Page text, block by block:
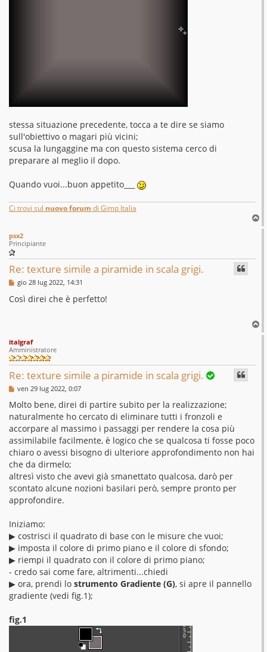
stessa situazione precedente, tocca a te dire se siamo
sull'obiettivo o magari più vicini;
scusa la lungaggine ma con questo sistema cerco di
preparare al meglio il dopo.
Quando vuoi...buon appetito___
Ci trovi sul nuovo forum di Gimp Italia
o
psx2
Principiante
Re: texture simile a piramide in scala grigi.
M
e
s
s
o
gio 28 lug 2022, 14:31
Così direi che è perfetto!
o
italgraf
Amministratore
Re: texture simile a piramide in scala grigi.
M
s
s
a
g
g
i
o
ven 29 lug 2022, 0:07
Molto bene, direi di partire subito per la realizzazione;
naturalmente ho cercato di eliminare tutti i fronzoli e
accorpare al massimo i passaggi per rendere la cosa più
assimilabile facilmente, è logico che se qualcosa ti fosse poco
chiaro o avessi bisogno di ulteriore approfondimento non hai
che da dirmelo;
altresì visto che avevi già smanettato qualcosa, darò per
scontato alcune nozioni basilari però, sempre pronto per
approfondire.
Iniziamo:
▶︎ costrisci il quadrato di base con le misure che vuoi;
▶︎ imposta il colore di primo piano e il colore di sfondo;
▶︎ riempi il quadrato con il colore di primo piano;
- credo sai come fare, altrimenti...chiedi
▶︎ ora, prendi lo strumento Gradiente (G), si apre il pannello
gradiente (vedi fig.1);
fig.1